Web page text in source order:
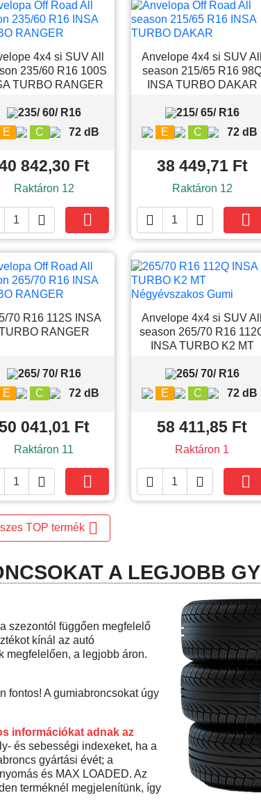
4x4 si SUV All
235/60 R16 100S
TURBO RANGER
235/ 60/ R16
E
C 72 dB
842,30 Ft
Raktáron 12
 
Anvelope 4x4 si SUV All
season 215/65 R16
INSA TURBO DAKAR
215/ 65/ R16
E
C 72 dB
38 449,71 Ft
Raktáron 12
  
70 R16 112S INSA
RANGER
265/ 70/ R16
E
C 72 dB
041,01 Ft
Raktáron 11
 
Anvelope 4x4 si SUV All
season 265/70 R16
INSA TURBO K2 MT
265/ 70/ R16
E
C 72 dB
58 411,85 Ft
Raktáron 1
  
TOP termék 
A LEGJOBB
szezontól függően megfelelő
kínál az autó
megfelelően, a legjobb áron.
fontos! A gumiabroncsokat úgy
információkat adnak az
és sebességi indexeket, ha a
gyártási évét; a
és MAX LOADED. Az
terméknél megjelenítünk, így